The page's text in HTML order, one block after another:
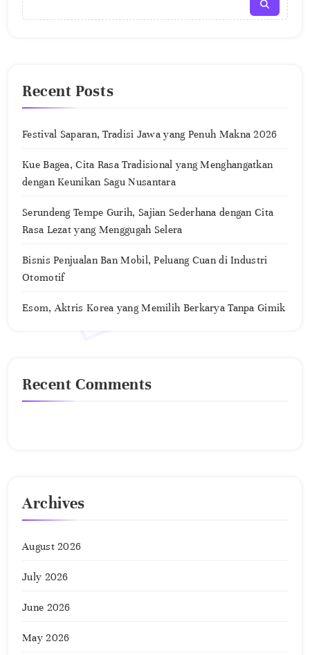
Recent Posts
Festival Saparan, Tradisi Jawa yang Penuh Makna 2026
Kue Bagea, Cita Rasa Tradisional yang Menghangatkan
dengan Keunikan Sagu Nusantara
Serundeng Tempe Gurih, Sajian Sederhana dengan Cita
Rasa Lezat yang Menggugah Selera
Bisnis Penjualan Ban Mobil, Peluang Cuan di Industri
Otomotif
Esom, Aktris Korea yang Memilih Berkarya Tanpa Gimik
Recent Comments
Archives
August 2026
July 2026
June 2026
May 2026